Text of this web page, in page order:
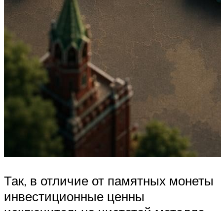
Так, в отличие от памятных монеты
инвестиционные ценны